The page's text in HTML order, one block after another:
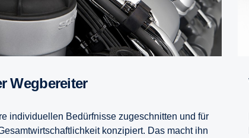
Wegbereiter
individuellen Bedürfnisse zugeschnitten und für
konzipiert. Das macht ihn